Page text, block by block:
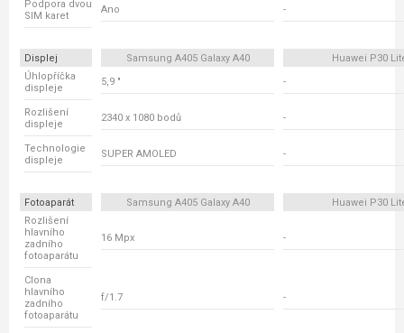
Podpora dvou
SIM karet
Ano -
Displej Samsung A405 Galaxy A40
Huawei P30
Úhlopříčka
displeje
5,9 " -
Rozlišení
displeje
2340 x 1080 bodů -
Technologie
displeje
SUPER AMOLED -
Fotoaparát Samsung A405 Galaxy A40
Huawei P30
Rozlišení
hlavního
zadního
fotoaparátu
16 Mpx -
Clona
hlavního
zadního
fotoaparátu
f/1.7 -